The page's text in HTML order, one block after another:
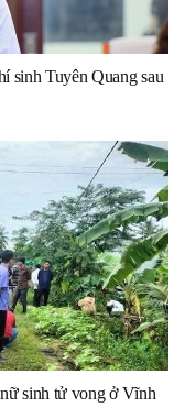
sinh Tuyên Quang sau
sinh tử vong ở Vĩnh